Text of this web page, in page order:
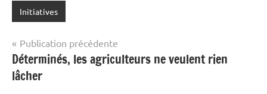
Initiatives
Navigation
de
l’article
Publication précédente
Déterminés, les agriculteurs ne veulent rien
lâcher